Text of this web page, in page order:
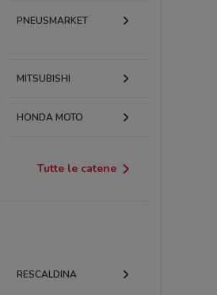
PNEUSMARKET
MITSUBISHI
HONDA MOTO
Tutte le catene
RESCALDINA